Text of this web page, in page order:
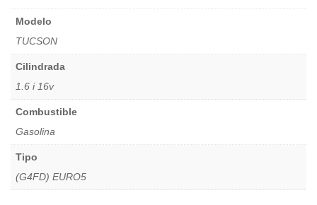
Modelo
TUCSON
Cilindrada
1.6 i 16v
Combustible
Gasolina
Tipo
(G4FD) EURO5